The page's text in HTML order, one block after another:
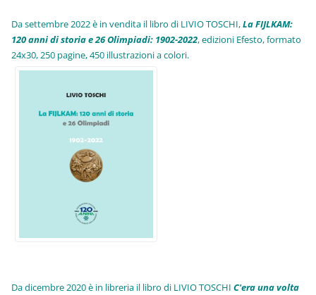
Da settembre 2022 è in vendita il libro di LIVIO TOSCHI,La FIJLKAM:
120 anni di storia e 26 Olimpiadi: 1902-2022, edizioni Efesto, formato
24x30, 250 pagine, 450 illustrazioni a colori.
Da dicembre 2020 è in libreria il libro di LIVIO TOSCHIC'era una volta